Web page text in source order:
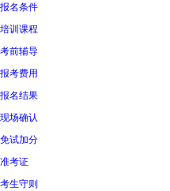
报名条件
培训课程
考前辅导
报考费用
报名结果
现场确认
免试加分
准考证
考生守则